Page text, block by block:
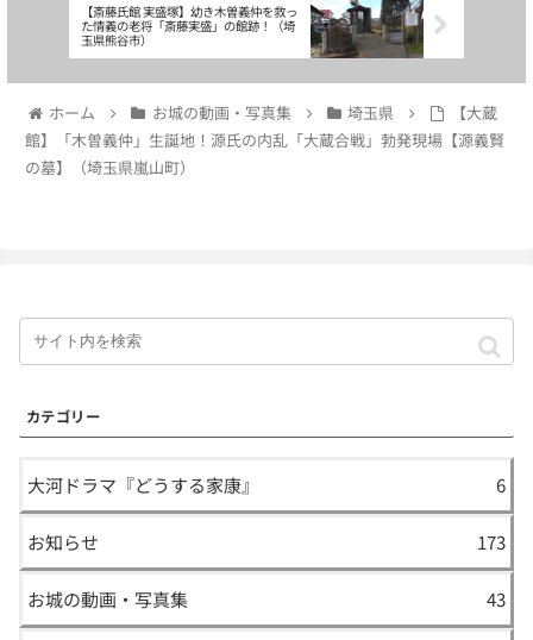
【斎藤氏館 実盛塚】幼き木曽義仲を救っ
た情義の老将「斎藤実盛」の館跡！（埼
玉県熊谷市）
ホーム お城の動画・写真集 埼玉県
【大蔵
館】「木曽義仲」生誕地！源氏の内乱「大蔵合戦」勃発現場【源義賢
の墓】（埼玉県嵐山町）
カテゴリー
大河ドラマ『どうする家康』 6
お知らせ 173
お城の動画・写真集 43